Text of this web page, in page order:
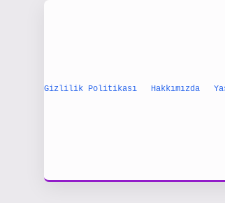
Gizlilik Politikası Hakkımızda